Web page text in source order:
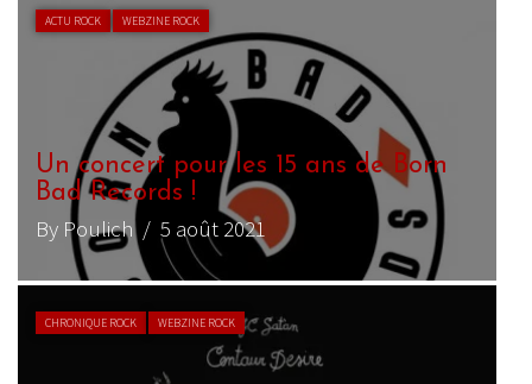
ACTU ROCK WEBZINE ROCK
Un concert pour les 15 ans de Born
Bad Records !
By Poulich/ 5 août 2021
CHRONIQUE ROCK WEBZINE ROCK